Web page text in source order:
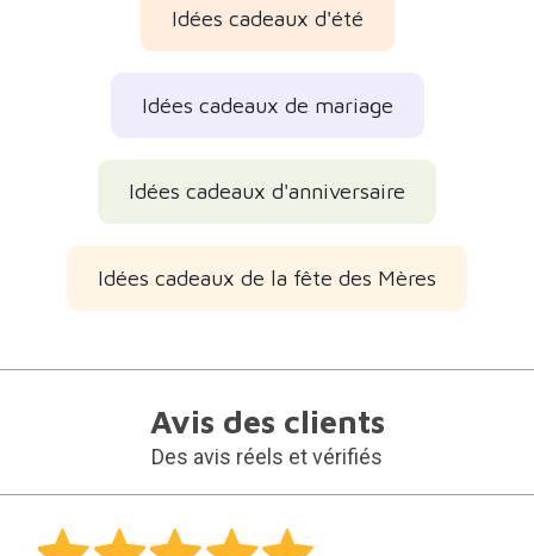
Idées cadeaux d'été
Idées cadeaux de mariage
Idées cadeaux d'anniversaire
Idées cadeaux de la fête des Mères
Avis des clients
Des avis réels et vérifiés